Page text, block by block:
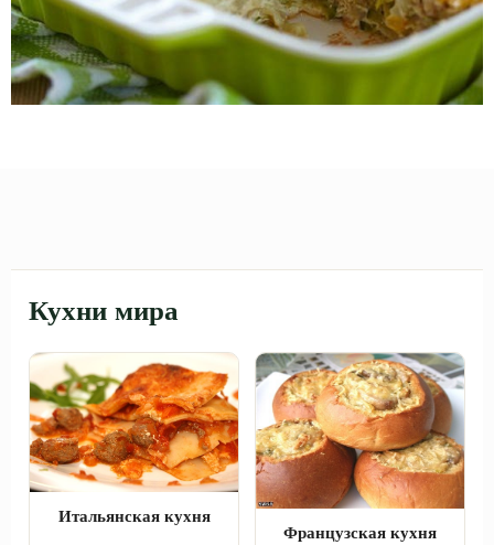
Кухни мира
Итальянская кухня
Французская кухня